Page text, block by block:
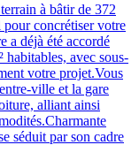
à bâtir de 372
concrétiser votre
a déjà été accordé
avec sous-
votre projet.Vous
ville et la gare
alliant ainsi
séduit par son cadre